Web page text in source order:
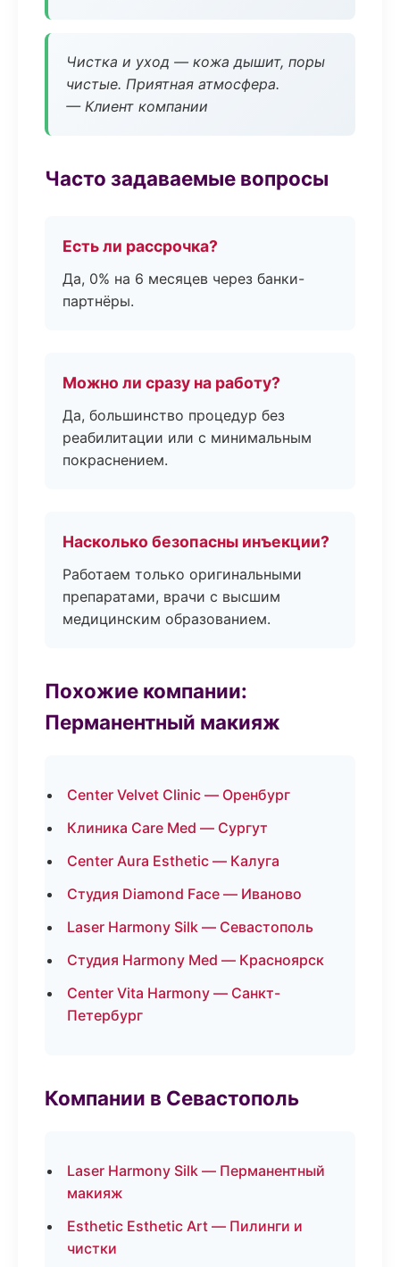
Чистка и уход — кожа дышит, поры
чистые. Приятная атмосфера.
— Клиент компании
Часто задаваемые вопросы
Есть ли рассрочка?
Да, 0% на 6 месяцев через банки-
партнёры.
Можно ли сразу на работу?
Да, большинство процедур без
реабилитации или с минимальным
покраснением.
Насколько безопасны инъекции?
Работаем только оригинальными
препаратами, врачи с высшим
медицинским образованием.
Похожие компании:
Перманентный макияж
Center Velvet Clinic — Оренбург
Клиника Care Med — Сургут
Center Aura Esthetic — Калуга
Студия Diamond Face — Иваново
Laser Harmony Silk — Севастополь
Студия Harmony Med — Красноярск
Center Vita Harmony — Санкт-
Петербург
Компании в Севастополь
Laser Harmony Silk — Перманентный
макияж
Esthetic Esthetic Art — Пилинги и
чистки